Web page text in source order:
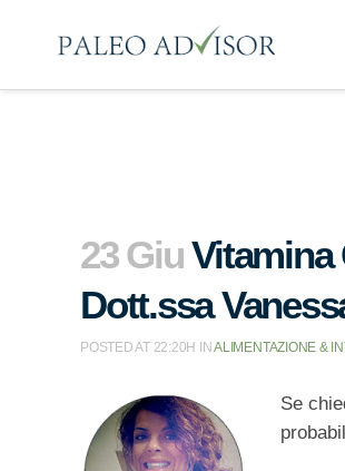
23 GiuVitamina
Dott.ssa
POSTED AT 22:20H INALIMENTAZIONE &
Se